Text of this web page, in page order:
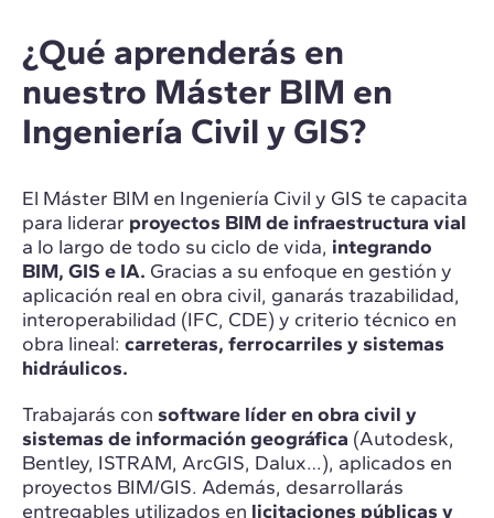
¿Qué aprenderás en
nuestro Máster BIM en
Ingeniería Civil y GIS?
El Máster BIM en Ingeniería Civil y GIS te capacita
para liderar proyectos BIM de infraestructura vial
a lo largo de todo su ciclo de vida, integrando
BIM, GIS e IA. Gracias a su enfoque en gestión y
aplicación real en obra civil, ganarás trazabilidad,
interoperabilidad (IFC, CDE) y criterio técnico en
obra lineal: carreteras, ferrocarriles y sistemas
hidráulicos.
Trabajarás con software líder en obra civil y
sistemas de información geográfica (Autodesk,
Bentley, ISTRAM, ArcGIS, Dalux…), aplicados en
proyectos BIM/GIS. Además, desarrollarás
entregables utilizados en licitaciones públicas y